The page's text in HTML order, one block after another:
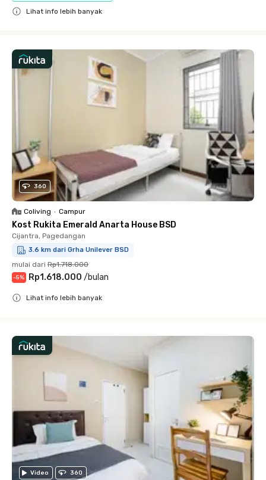
Lihat info lebih banyak
360
Coliving • Campur
Kost Rukita Emerald Anarta House BSD
Cijantra, Pagedangan
3.6 km dari Grha Unilever BSD
mulai dari Rp1.718.000
-5% Rp1.618.000 /bulan
Lihat info lebih banyak
Video 360